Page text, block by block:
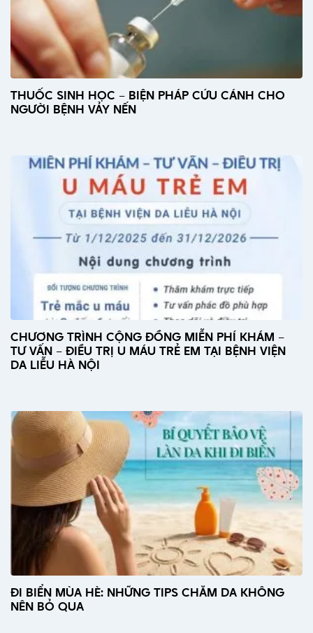
THUỐC SINH HỌC – BIỆN PHÁP CỨU CÁNH CHO
NGƯỜI BỆNH VẢY NẾN
CHƯƠNG TRÌNH CỘNG ĐỒNG MIỄN PHÍ KHÁM –
TƯ VẤN – ĐIỀU TRỊ U MÁU TRẺ EM TẠI BỆNH VIỆN
DA LIỄU HÀ NỘI
ĐI BIỂN MÙA HÈ: NHỮNG TIPS CHĂM DA KHÔNG
NÊN BỎ QUA